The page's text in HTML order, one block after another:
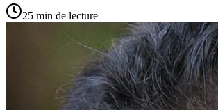
25 min de lecture